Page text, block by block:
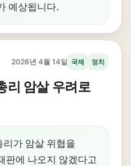
예상됩니다.
2026년 4월 14일 국제 정치
리 암살 우려로
가 암살 위협을
판에 나오지 않겠다고